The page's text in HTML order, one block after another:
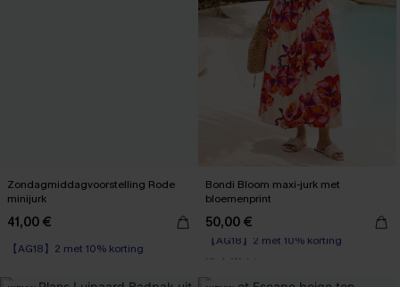
Zondagmiddagvoorstelling Rode
minijurk
41,00 €
【AG18】2 met 10% korting
Bondi Bloom maxi-jurk met
bloemenprint
50,00 €
【AG18】2 met 10% korting
High Waist